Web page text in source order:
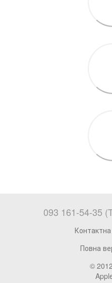
093 161-54-35
Повна
©